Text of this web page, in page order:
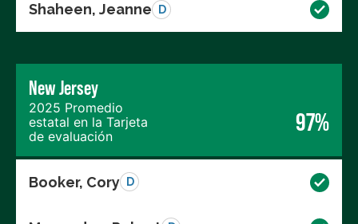
Shaheen, Jeanne D
New Jersey
2025 Promedio
estatal en la Tarjeta
de evaluación
97%
Booker, Cory D